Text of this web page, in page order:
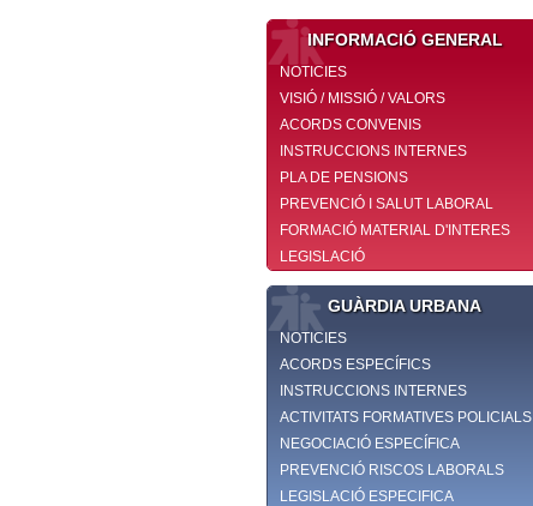
INFORMACIÓ GENERAL
NOTICIES
VISIÓ / MISSIÓ / VALORS
ACORDS CONVENIS
INSTRUCCIONS INTERNES
PLA DE PENSIONS
PREVENCIÓ I SALUT LABORAL
FORMACIÓ MATERIAL D'INTERES
LEGISLACIÓ
GUÀRDIA URBANA
NOTICIES
ACORDS ESPECÍFICS
INSTRUCCIONS INTERNES
ACTIVITATS FORMATIVES POLICIALS
NEGOCIACIÓ ESPECÍFICA
PREVENCIÓ RISCOS LABORALS
LEGISLACIÓ ESPECIFICA